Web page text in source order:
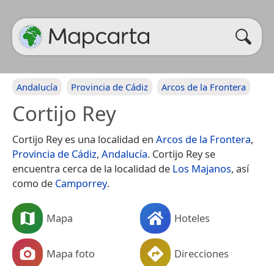
Andalucía Provincia de Cádiz Arcos de la Frontera
Cortijo Rey
Cortijo Rey es una localidad en Arcos de la Frontera,
Provincia de Cádiz, Andalucía. Cortijo Rey se
encuentra cerca de la localidad de Los Majanos, así
como de Camporrey.
Mapa Hoteles
Mapa foto Direcciones